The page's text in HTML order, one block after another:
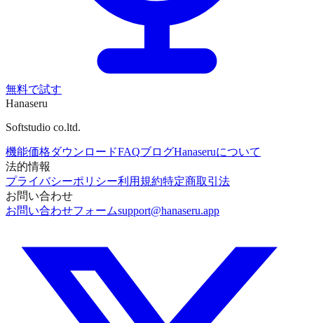
無料で試す
Hanaseru
Softstudio co.ltd.
機能価格ダウンロードFAQブログHanaseruについて
法的情報
プライバシーポリシー利用規約特定商取引法
お問い合わせ
お問い合わせフォームsupport@hanaseru.app